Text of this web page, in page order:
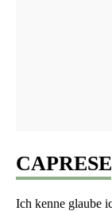
CAPRESE
Ich ken­ne glau­be